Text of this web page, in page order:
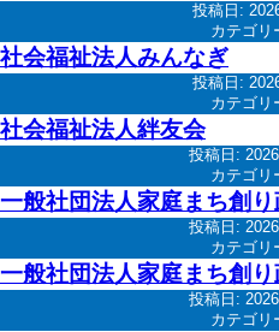
投稿日:
カテゴリ
社会福祉法人みんなぎ
投稿日:
カテゴリ
社会福祉法人絆友会
投稿日:
カテゴリ
一般社団法人家庭まち創
投稿日:
カテゴリ
一般社団法人家庭まち創
投稿日:
カテゴリ